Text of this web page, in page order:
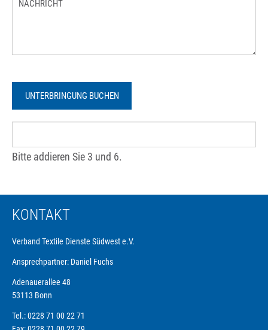
UNTERBRINGUNG BUCHEN
Bitte addieren Sie 3 und 6.
KONTAKT
Verband Textile Dienste Südwest e.V.
Ansprechpartner: Daniel Fuchs
Adenauerallee 48
53113 Bonn
Tel.: 0228 71 00 22 71